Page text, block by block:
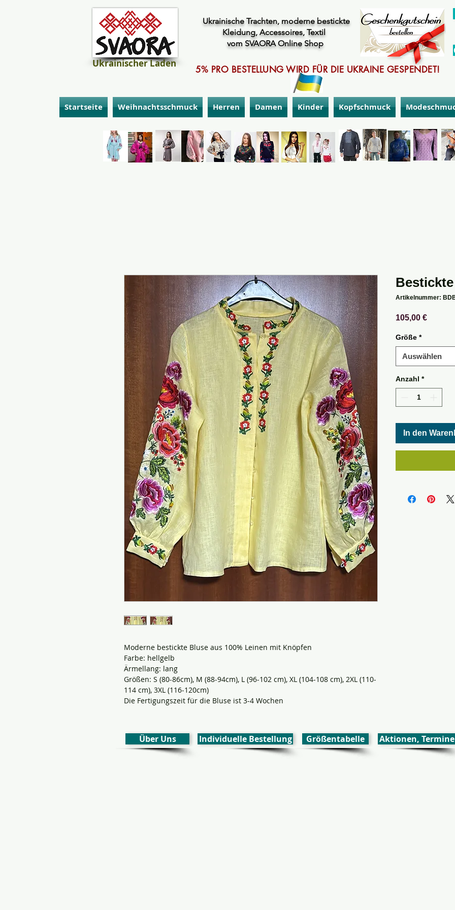
Ukrainische Trachten, moderne bestickte
Kleidung, Accessoires, Textil
vom SVAORA Online Shop
5% PRO BESTELLUNG WIRD FÜR DIE UKRAINE GESPENDET!
Ukrainischer Laden
Startseite Weihnachtsschmuck Herren Damen Kinder Kopfschmuck
Moderne bestickte Bluse aus 100% Leinen mit Knöpfen
Farbe: hellgelb
Ärmellang: lang
Größen: S (80-86cm), M (88-94cm), L (96-102 cm), XL (104-108 cm), 2XL (110-
114 cm), 3XL (116-120cm)
Die Fertigungszeit für die Bluse ist 3-4 Wochen
Artikelnummer:
105,00 €Preis
Größe *
Auswählen
Anzahl *
In den
Über Uns Individuelle Bestellung Größentabelle Aktionen, Termine